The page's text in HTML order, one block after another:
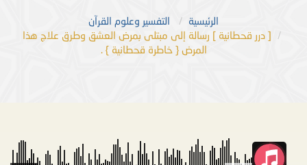
الرئيسية
التفسير وعلوم القرآن
[ درر قحطانية ] رسالة إلى مبتلى بمرض العشق وطرق علاج هذا
المرض { خاطرة قحطانية } .